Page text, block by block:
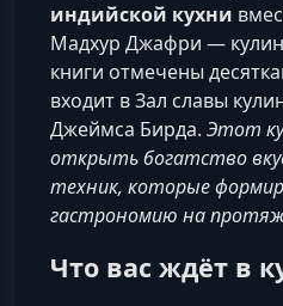
индийской кухни
Мадхур Джафри —
книги отмечены
входит в Зал славы
Джеймса Бирда. Этот
открыть богатство
техник, которые
гастрономию на
Что вас ждёт в